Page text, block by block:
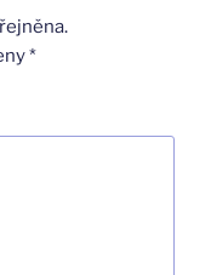
*